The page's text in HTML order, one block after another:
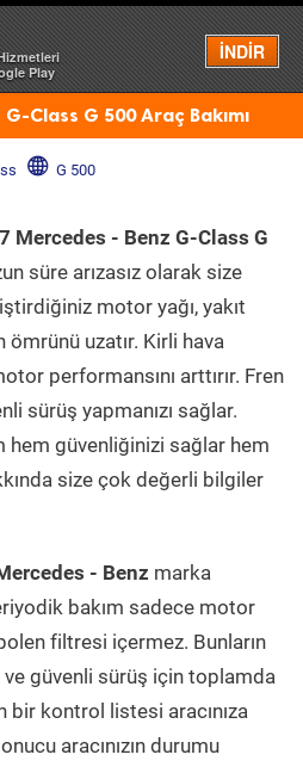
Play
İNDİR
Menü
Class G 500 Araç Bakımı
G 500
Mercedes - Benz G-Class G
süre arızasız olarak size
motor yağı, yakıt
ömrünü uzatır. Kirli hava
performansını arttırır. Fren
sürüş yapmanızı sağlar.
hem güvenliğinizi sağlar hem
size çok değerli bilgiler
- Benz marka
bakım sadece motor
filtresi içermez. Bunların
ve güvenli sürüş için toplamda
bir kontrol listesi aracınıza
aracınızın durumu